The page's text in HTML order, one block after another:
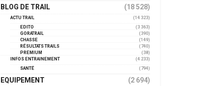
BLOG DE TRAIL (18 528)
ACTU TRAIL
(14 323)
EDITO
(3 363)
GORATRAIL
(390)
CHASSE
(149)
RÉSULTATS TRAILS
(740)
PREMIUM
(38)
INFOS ENTRAINEMENT
(4 233)
SANTÉ
(794)
EQUIPEMENT (2 694)